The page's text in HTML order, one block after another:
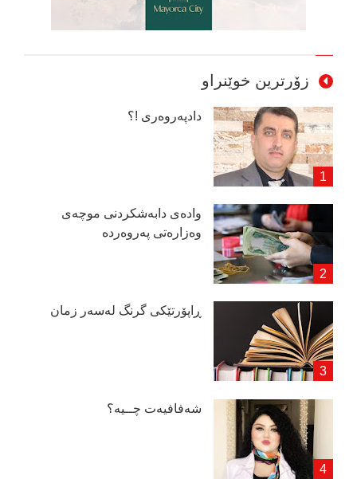
زۆرترین خوێنراو
دادپەروەری !؟
وادەی دابەشكردنی موچەی
وەزارەتی پەروەردە
ڕاپۆرتێكی گرنگ لەسەر زمان
شەفافیەت چــیە؟